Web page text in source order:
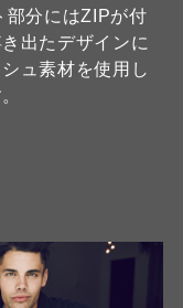
部分にはZIPが付
出たデザインに
ュ素材を使用し